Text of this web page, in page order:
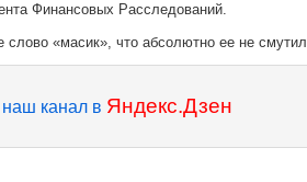
Финансовых Расследований.
«масик», что абсолютно ее не
канал в Яндекс.Дзен